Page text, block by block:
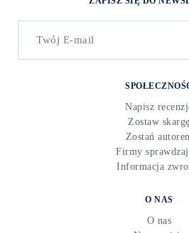
Napisz
Zostaw skargę
Zostań
Firmy
Informacja
O NAS
O nas